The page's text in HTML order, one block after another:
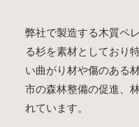
弊社で製造する木質ペ
る杉を素材としており
い曲がり材や傷のある
市の森林整備の促進、
れています。